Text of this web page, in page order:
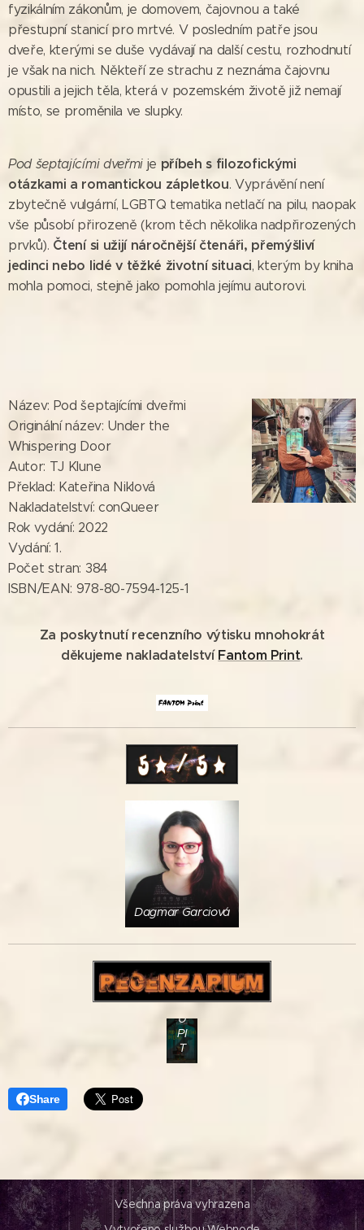
fyzikálním zákonům, je domovem, čajovnou a také
přestupní stanicí pro mrtvé. V posledním patře jsou
dveře, kterými se duše vydávají na další cestu, rozhodnutí
je však na nich. Někteří ze strachu z neznáma čajovnu
opustili a jejich těla, která v pozemském životě již nemají
místo, se proměnila ve slupky.
Pod šeptajícími dveřmi je příbeh s filozofickými
otázkami a romantickou zápletkou. Vyprávění není
zbytečně vulgární, LGBTQ tematika netlačí na pilu, naopak
vše působí přirozeně (krom těch několika nadpřirozených
prvků). Čtení si užijí náročnější čtenáři, přemýšliví
jedinci nebo lidé v těžké životní situaci, kterým by kniha
mohla pomoci, stejně jako pomohla jejímu autorovi.
Název: Pod šeptajícími dveřmi
Originální název: Under the
Whispering Door
Autor: TJ Klune
Překlad: Kateřina Niklová
Nakladatelství: conQueer
Rok vydání: 2022
Vydání: 1.
Počet stran: 384
ISBN/EAN: 978-80-7594-125-1
Za poskytnutí recenzního výtisku mnohokrát
děkujeme nakladatelstvíFantom Print.
Dagmar Garciová
K
O
U
PI
T
Share
Všechna práva vyhrazena